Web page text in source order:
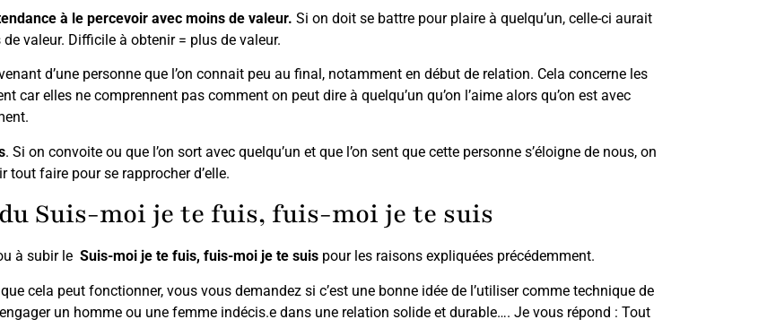
à le percevoir avec moins de valeur. Si on doit se battre pour plaire à quelqu’un, celle-ci aurait
valeur. Difficile à obtenir = plus de valeur.
d’une personne que l’on connait peu au final, notamment en début de relation. Cela concerne les
car elles ne comprennent pas comment on peut dire à quelqu’un qu’on l’aime alors qu’on est avec
. Si on convoite ou que l’on sort avec quelqu’un et que l’on sent que cette personne s’éloigne de nous, on
tout faire pour se rapprocher d’elle.
Suis-moi je te fuis, fuis-moi je te suis
à subir le Suis-moi je te fuis, fuis-moi je te suis pour les raisons expliquées précédemment.
cela peut fonctionner, vous vous demandez si c’est une bonne idée de l’utiliser comme technique de
un homme ou une femme indécis.e dans une relation solide et durable…. Je vous répond : Tout